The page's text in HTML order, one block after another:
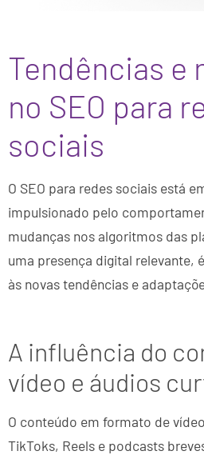
Tendências e
no SEO para
sociais
O SEO para redes sociais está
impulsionado pelo
mudanças nos algoritmos das
uma presença digital relevante,
às novas tendências e
A influência do
vídeo e áudios
O conteúdo em formato de
TikToks, Reels e podcasts